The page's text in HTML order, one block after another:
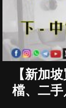
【新加
檔、二